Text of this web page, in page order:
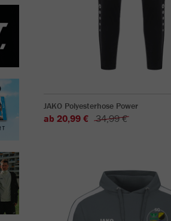
JAKO Polyesterhose Power
ab 20,99 € 34,99 €